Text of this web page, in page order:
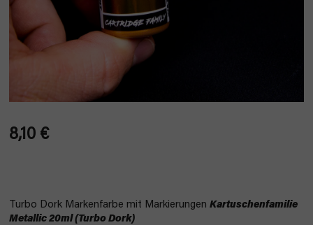
8,10 €
Turbo Dork Markenfarbe mit Markierungen Kartuschenfamilie
Metallic 20ml (Turbo Dork)